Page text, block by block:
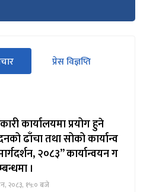
ट्याब)
प्रेस विज्ञप्ति
कार्यालयमा प्रयोग हुने
ढाँचा तथा सोको कार्यान्व
२०८३” कार्यान्वयन ग
।
२०८३, १५:० बजे